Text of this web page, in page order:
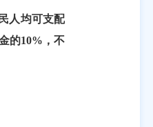
人均可支配
的10% ，不